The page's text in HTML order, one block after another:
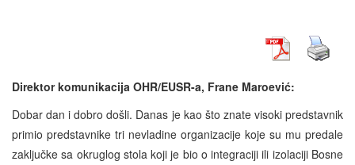
Direktor komunikacija OHR/EUSR-a, Frane Maroević:
Dobar dan i dobro došli. Danas je kao što znate visoki predstavnik
primio predstavnike tri nevladine organizacije koje su mu predale
zaključke sa okruglog stola koji je bio o integraciji ili izolaciji Bosne